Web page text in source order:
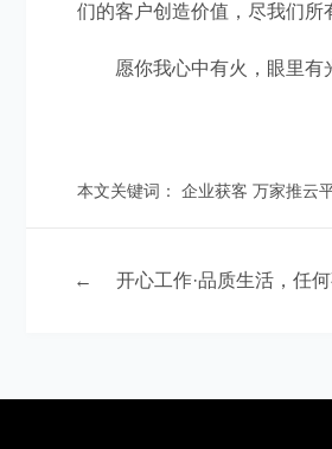
们的客户创造价值，尽我们所
愿你我心中有火，眼里有
本文关键词：企业获客 万家推云
←